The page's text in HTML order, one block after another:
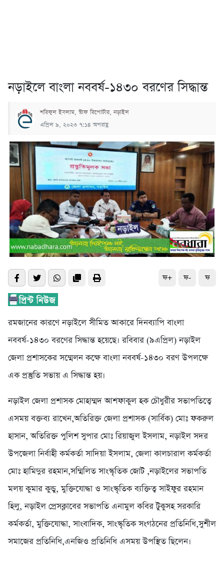
নড়াইলে বাংলা নববর্ষ-১৪৩০ বরণের সিদ্ধান্ত
শরিফুল ইসলাম, স্টাফ রিপোর্টার, নড়াইল
এপ্রিল ৯, ২০২৩ ৭:১৪ অপরাহ্ণ
ফ+ ফ- ফ
রমজানের কারণে নড়াইলে সীমিত আকারে দিনব্যাপি বাংলা
নববর্ষ-১৪৩০ বরণের সিদ্ধান্ত হয়েছে। রবিবার (৯এপ্রিল) নড়াইল
জেলা প্রশাসকের সম্মেলন কক্ষে বাংলা নববর্ষ-১৪৩০ বরণ উপলক্ষে
এক প্রস্তুতি সভায় এ সিদ্ধান্ত হয়।
নড়াইল জেলা প্রশাসক মোহাম্মদ আশফাকুল হক চৌধুরীর সভাপতিত্বে
এসময় বক্তব্য রাখেন,অতিরিক্ত জেলা প্রশাসক (সার্বিক) মোঃ ফকরুল
হাসান, অতিরিক্ত পুলিশ সুপার মোঃ রিয়াজুল ইসলাম, নড়াইল সদর
উপজেলা নির্বাহী কর্মকর্তা সাদিয়া ইসলাম, জেলা কালচারাল কর্মকর্তা
মোঃ হামিদুর রহমান,সম্মিলিত সাংস্কৃতিক জোট ,নড়াইলের সভাপতি
মলয় কুমার কুন্ডু, মুক্তিযোদ্ধা ও সাংস্কৃতিক ব্যক্তিত্ব সাইফুর রহমান
হিলু, নড়াইল প্রেসক্লাবের সভাপতি এনামুল কবির টুকুসহ সরকারি
কর্মকর্তা, মুক্তিযোদ্ধা, সাংবাদিক, সাংস্কৃতিক সংগঠনের প্রতিনিধি,সুশীল
সমাজের প্রতিনিধি,এনজিও প্রতিনিধি এসময় উপস্থিত ছিলেন।